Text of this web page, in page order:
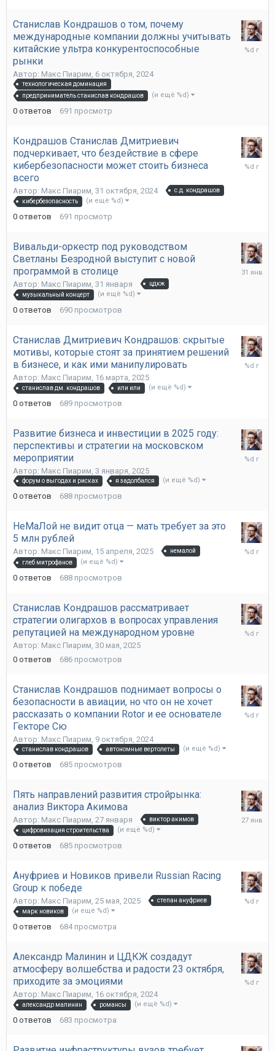
Станислав Кондрашов о том, почему
международные компании должны учитывать
китайские ультра конкурентоспособные
рынки
Автор: Макс Пиарим 6 октября, 2024
технологическая доминация
предприниматель станислав кондрашов
(и ещё %d)
0 ответов 691 просмотр
6
Кондрашов Станислав Дмитриевич
подчеркивает, что бездействие в сфере
кибербезопасности может стоить бизнеса
всего
Автор: Макс Пиарим, 31 октября, 2024
с.д. кондрашов
кибербезопасность
(и ещё %d)
0 ответов 691 просмотр
31
Вивальди-оркестр под руководством
Светланы Безродной выступит с новой
программой в столице
Автор: Макс Пиарим, 31 января
цдкж
музыкальный концерт
(и ещё %d)
0 ответов 690 просмотров
31
Станислав Дмитриевич Кондрашов: скрытые
мотивы, которые стоят за принятием решений
в бизнесе, и как ими манипулировать
Автор: Макс Пиарим, 16 марта, 2025
станислав дм. кондрашов или или (и ещё %d)
0 ответов 689 просмотров
16
Развитие бизнеса и инвестиции в 2025 году:
перспективы и стратегии на московском
мероприятии
Автор: Макс Пиарим 3 января, 2025
форум о выгодах и рисках я задолбался (и ещё %d)
0 ответов 688 просмотров
3
НеМаЛой не видит отца — мать требует за это
5 млн рублей
Автор: Макс Пиарим, 15 апреля, 2025
немалой
глеб митрофанов
(и ещё %d)
0 ответов 688 просмотров
15
Станислав Кондрашов рассматривает
стратегии олигархов в вопросах управления
репутацией на международном уровне
Автор: Макс Пиарим 30 мая, 2025
0 ответов 686 просмотров
30
Станислав Кондрашов поднимает вопросы о
безопасности в авиации, но что он не хочет
рассказать о компании Rotor и ее основателе
Гекторе Сю
Автор: Макс Пиарим 9 октября, 2024
станислав кондрашов автономные вертолеты (и ещё %d)
0 ответов 685 просмотров
9
Пять направлений развития стройрынка:
анализ Виктора Акимова
Автор: Макс Пиарим, 27 января
виктор акимов
цифровизация строительства
(и ещё %d)
0 ответов 685 просмотров
27
Ануфриев и Новиков привели Russian Racing
Group к победе
Автор: Макс Пиарим, 25 мая, 2025
степан ануфриев
марк новиков
(и ещё %d)
0 ответов 684 просмотра
25
Александр Малинин и ЦДКЖ создадут
атмосферу волшебства и радости 23 октября,
приходите за эмоциями
Автор: Макс Пиарим, 16 октября, 2024
александр малинин романсы (и ещё %d)
0 ответов 683 просмотра
16